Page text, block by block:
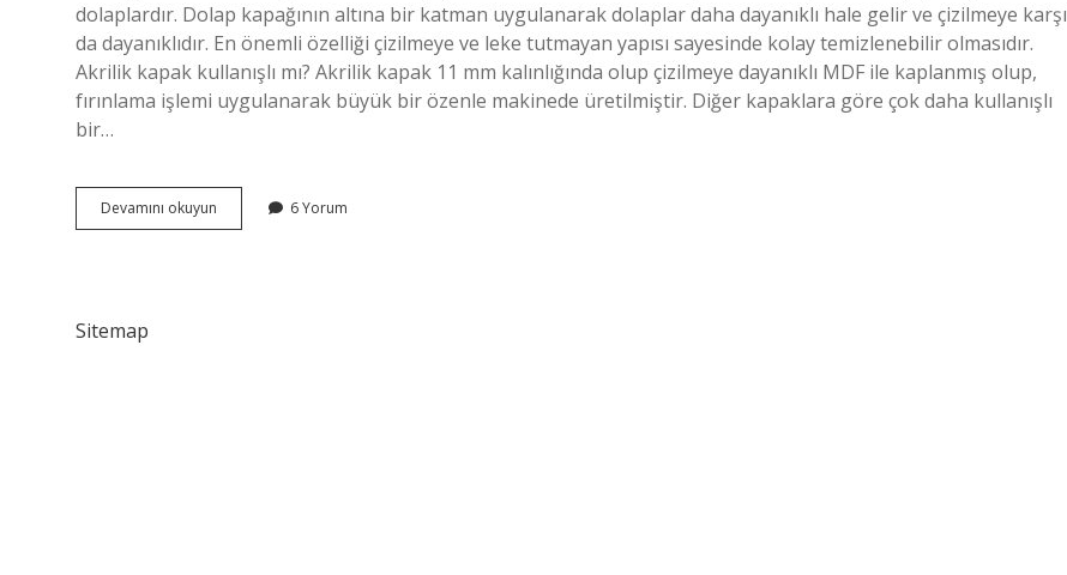
dolaplardır. Dolap kapağının altına bir katman uygulanarak dolaplar daha dayanıklı hale gelir ve çizilmeye karşı
da dayanıklıdır. En önemli özelliği çizilmeye ve leke tutmayan yapısı sayesinde kolay temizlenebilir olmasıdır.
Akrilik kapak kullanışlı mı? Akrilik kapak 11 mm kalınlığında olup çizilmeye dayanıklı MDF ile kaplanmış olup,
fırınlama işlemi uygulanarak büyük bir özenle makinede üretilmiştir. Diğer kapaklara göre çok daha kullanışlı
bir…
Devamını okuyun
Kapak
6 Yorum
Sitemap